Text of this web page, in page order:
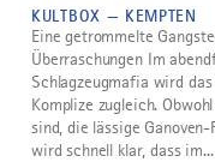
KULTBOX — KEMPTEN
Eine getrommelte
Überraschungen Im
Schlagzeugmafia wird das
Komplize zugleich.
sind, die lässige
wird schnell klar, dass im...